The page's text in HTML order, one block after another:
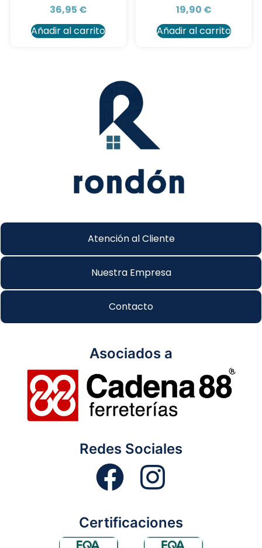
36,95 €
Añadir al carrito
19,90 €
Añadir al carrito
Atención al Cliente
Nuestra Empresa
Contacto
Asociados a
Redes Sociales
Certificaciones